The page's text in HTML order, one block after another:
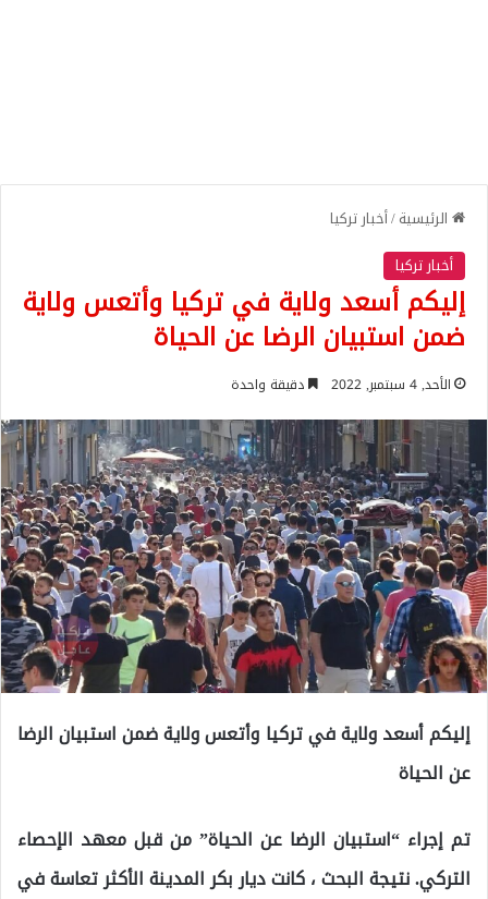
الرئيسية/أخبار تركيا
أخبار تركيا
إليكم أسعد ولاية في تركيا وأتعس ولاية
ضمن استبيان الرضا عن الحياة
الأحد, 4 سبتمبر, 2022 دقيقة واحدة
إليكم أسعد ولاية في تركيا وأتعس ولاية ضمن استبيان الرضا
عن الحياة
تم إجراء “استبيان الرضا عن الحياة” من قبل معهد الإحصاء
التركي. نتيجة البحث ، كانت ديار بكر المدينة الأكثر تعاسة في